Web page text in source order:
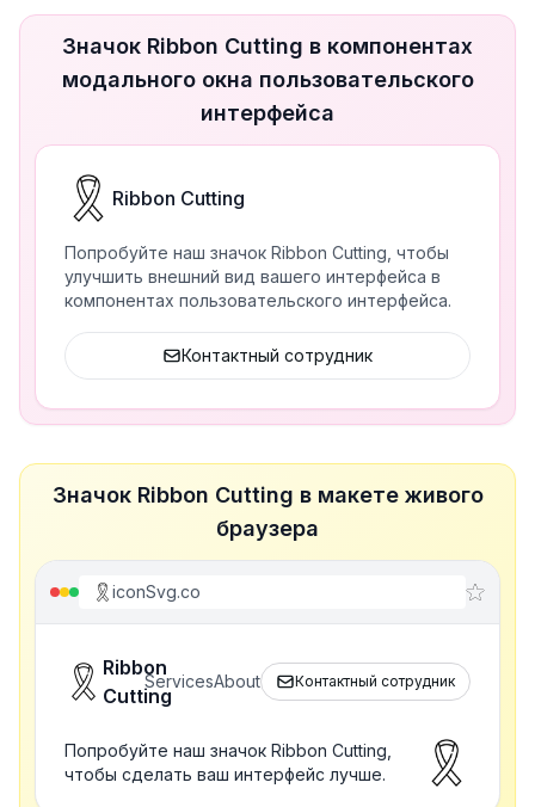
Значок Ribbon Cutting в компонентах
модального окна пользовательского
интерфейса
Ribbon Cutting
Попробуйте наш значок Ribbon Cutting, чтобы
улучшить внешний вид вашего интерфейса в
компонентах пользовательского интерфейса.
Контактный сотрудник
Значок Ribbon Cutting в макете живого
браузера
iconSvg.co
Ribbon
Cutting
ServicesAbout Контактный сотрудник
Попробуйте наш значок Ribbon Cutting,
чтобы сделать ваш интерфейс лучше.